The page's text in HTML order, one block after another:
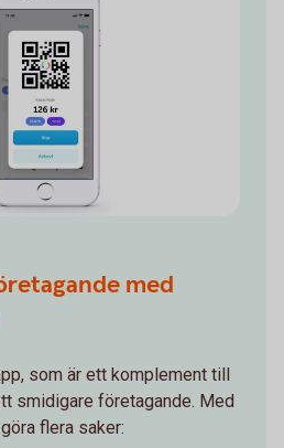
med
som är ett komplement till
smidigare företagande. Med
flera saker: